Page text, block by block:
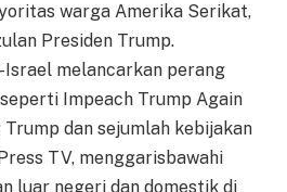
warga Amerika Serikat,
Presiden Trump.
melancarkan perang
Impeach Trump Again
dan sejumlah kebijakan
TV, menggarisbawahi
luar negeri dan domestik di